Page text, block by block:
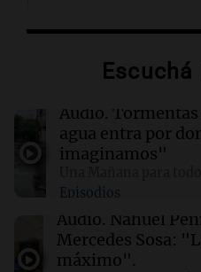
Airbnb acelera el
búsqueda
El Pentágono solicita
un aumento en la
01:31 Ciencia
Reducir alimentos
antojos ni mejora la
Audio.
agua entra por
imaginamos"
Episodios
Audio. Nahuel
Mercedes Sosa:
máximo".